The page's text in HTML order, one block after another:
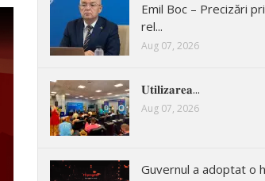
Emil Boc – Precizări
rel...
Aug 07, 2026
𝐔𝐭𝐢𝐥𝐢𝐳𝐚𝐫𝐞𝐚...
Aug 07, 2026
Guvernul a adoptat o